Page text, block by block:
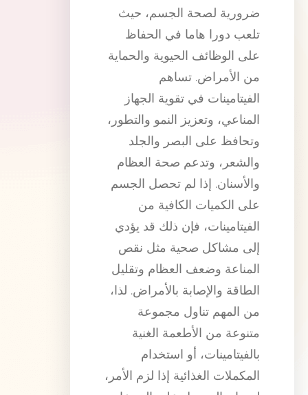
ضرورية لصحة الجسم، حيث
تلعب دورا هاما في الحفاظ
على الوظائف الحيوية والحماية
من الأمراض. تساهم
الفيتامينات في تقوية الجهاز
المناعي، وتعزيز النمو والتطور،
وتحافظ على البصر والجلد
والشعر، وتدعم صحة العظام
والأسنان. إذا لم تحصل الجسم
على الكميات الكافية من
الفيتامينات، فإن ذلك قد يؤدي
إلى مشاكل صحية مثل نقص
المناعة وضعف العظام وتقليل
الطاقة والإصابة بالأمراض. لذا،
من المهم تناول مجموعة
متنوعة من الأطعمة الغنية
بالفيتامينات، أو استخدام
المكملات الغذائية إذا لزم الأمر،